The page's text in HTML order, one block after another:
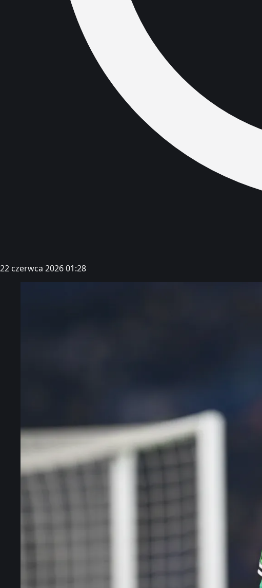
22 czerwca 2026 01:28